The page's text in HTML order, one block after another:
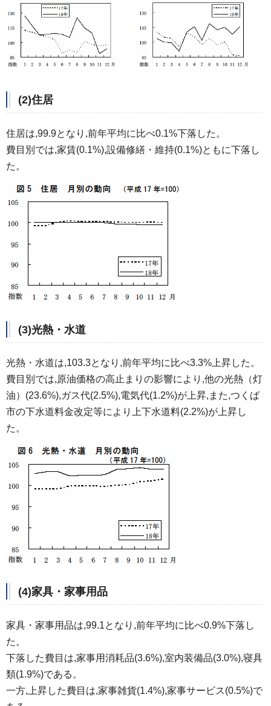
(2)住居
住居は,99.9となり,前年平均に比べ0.1%下落した。
費目別では,家賃(0.1%),設備修繕・維持(0.1%)ともに下落し
た。
(3)光熱・水道
光熱・水道は,103.3となり,前年平均に比べ3.3%上昇した。
費目別では,原油価格の高止まりの影響により,他の光熱（灯
油）(23.6%),ガス代(2.5%),電気代(1.2%)が上昇,また,つくば
市の下水道料金改定等により上下水道料(2.2%)が上昇し
た。
(4)家具・家事用品
家具・家事用品は,99.1となり,前年平均に比べ0.9%下落し
た。
下落した費目は,家事用消耗品(3.6%),室内装備品(3.0%),寝具
類(1.9%)である。
一方,上昇した費目は,家事雑貨(1.4%),家事サービス(0.5%)で